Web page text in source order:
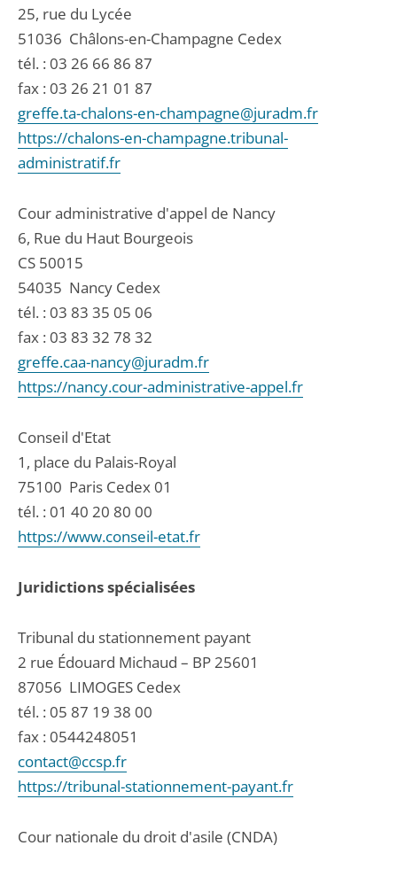
25, rue du Lycée
51036 Châlons-en-Champagne Cedex
tél. : 03 26 66 86 87
fax : 03 26 21 01 87
greffe.ta-chalons-en-champagne@juradm.fr
https://chalons-en-champagne.tribunal-
administratif.fr
Cour administrative d'appel de Nancy
6, Rue du Haut Bourgeois
CS 50015
54035 Nancy Cedex
tél. : 03 83 35 05 06
fax : 03 83 32 78 32
greffe.caa-nancy@juradm.fr
https://nancy.cour-administrative-appel.fr
Conseil d'Etat
1, place du Palais-Royal
75100 Paris Cedex 01
tél. : 01 40 20 80 00
https://www.conseil-etat.fr
Juridictions spécialisées
Tribunal du stationnement payant
2 rue Édouard Michaud – BP 25601
87056 LIMOGES Cedex
tél. : 05 87 19 38 00
fax : 0544248051
contact@ccsp.fr
https://tribunal-stationnement-payant.fr
Cour nationale du droit d'asile (CNDA)